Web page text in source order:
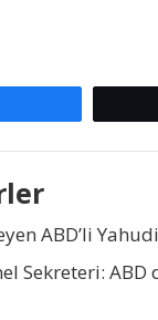
ABD’li
Sekreteri: